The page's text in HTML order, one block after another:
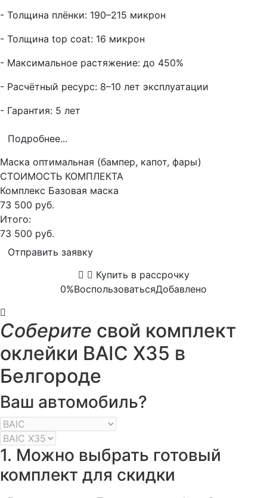
- Толщина плёнки: 190–215 микрон
- Толщина top coat: 16 микрон
- Максимальное растяжение: до 450%
- Расчётный ресурс: 8–10 лет эксплуатации
- Гарантия: 5 лет
Подробнее...
Маска оптимальная (бампер, капот, фары)
СТОИМОСТЬ КОМПЛЕКТА
Комплекс Базовая маска
73 500 руб.
Итого:
73 500 руб.
Отправить заявку
Купить в рассрочку
0%ВоспользоватьсяДобавлено
Соберите свой комплект
оклейки BAIC X35 в
Белгороде
Ваш автомобиль?
1. Можно выбрать готовый
комплект для скидки